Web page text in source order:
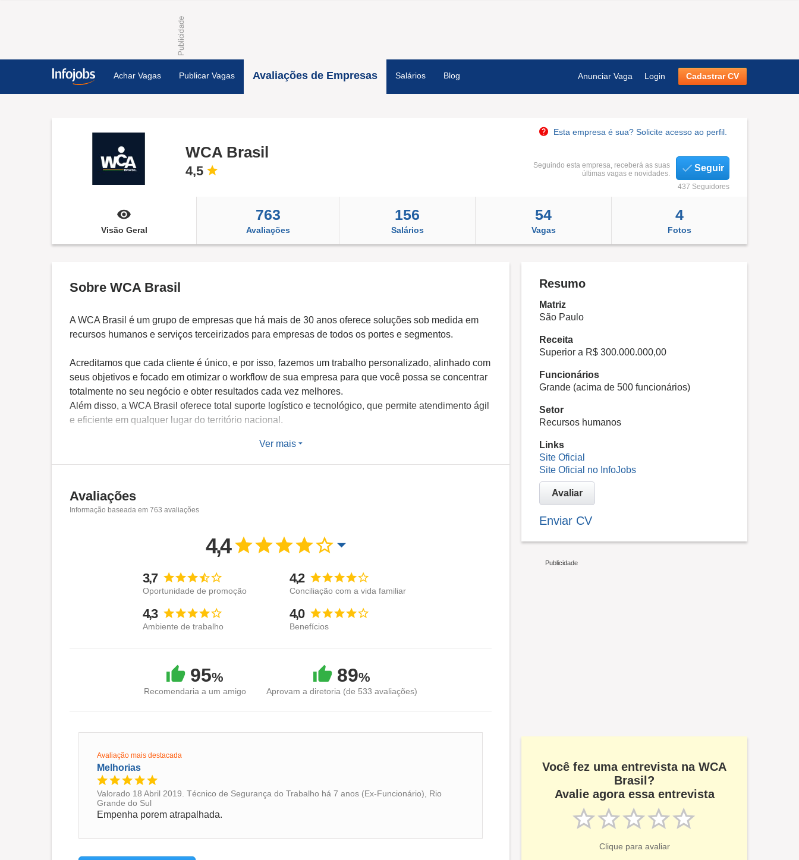
Achar Vagas Publicar Vagas Avaliações de Empresas Salários Blog Anunciar Vaga Login Cadastrar CV
Esta empresa é sua? Solicite acesso ao perfil.
WCA Brasil
4,5
Seguindo esta empresa, receberá as suas
últimas vagas e novidades.
Seguir
437 Seguidores
Visão Geral
763
Avaliações
156
Salários
54
Vagas
4
Fotos
Sobre WCA Brasil
A WCA Brasil é um grupo de empresas que há mais de 30 anos oferece soluções sob medida em
recursos humanos e serviços terceirizados para empresas de todos os portes e segmentos.
Acreditamos que cada cliente é único, e por isso, fazemos um trabalho personalizado, alinhado com
seus objetivos e focado em otimizar o workflow de sua empresa para que você possa se concentrar
totalmente no seu negócio e obter resultados cada vez melhores.
Além disso, a WCA Brasil oferece total suporte logístico e tecnológico, que permite atendimento ágil
e eficiente em qualquer lugar do território nacional.
Nosso sucesso é comprovado pelos mais de 400 clientes nacionais e multinacionais em vários
ramos de atuação e também pelos mais de 9.000 colaboradores que desempenham as mais
Temos orgulho de ser uma empresa especializada em gente.
Ver mais
Avaliações
Informação baseada em 763 avaliações
4,4
3,7
Oportunidade de promoção
4,2
Conciliação com a vida familiar
4,3
Ambiente de trabalho
4,0
Benefícios
95%
Recomendaria a um amigo
89%
Aprovam a diretoria (de 533 avaliações)
Avaliação mais destacada
Melhorias
Valorado 18 Abril 2019. Técnico de Segurança do Trabalho há 7 anos (Ex-Funcionário), Rio
Grande do Sul
Empenha porem atrapalhada.
Resumo
Matriz
São Paulo
Receita
Superior a R$ 300.000.000,00
Funcionários
Grande (acima de 500 funcionários)
Setor
Recursos humanos
Links
Site Oficial
Site Oficial no InfoJobs
Avaliar
Enviar CV
Você fez uma entrevista na WCA
Brasil?
Avalie agora essa entrevista
Clique para avaliar